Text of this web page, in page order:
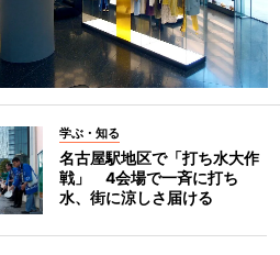
学ぶ・知る
名古屋駅地区で「打ち水大作
戦」 4会場で一斉に打ち
水、街に涼しさ届ける